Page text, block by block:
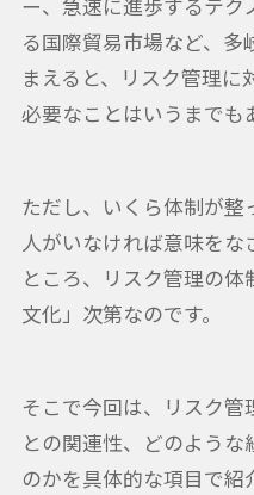
ー、急速に進歩するテク
る国際貿易市場など、多
まえると、リスク管理
必要なことはいうまでも
ただし、いくら体制が整
人がいなければ意味をな
ところ、リスク管理の
文化」次第なのです。
そこで今回は、リスク管
との関連性、どのよう
のかを具体的な項目で紹